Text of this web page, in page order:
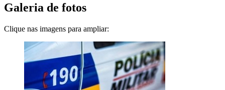
Galeria de fotos
Clique nas imagens para ampliar: